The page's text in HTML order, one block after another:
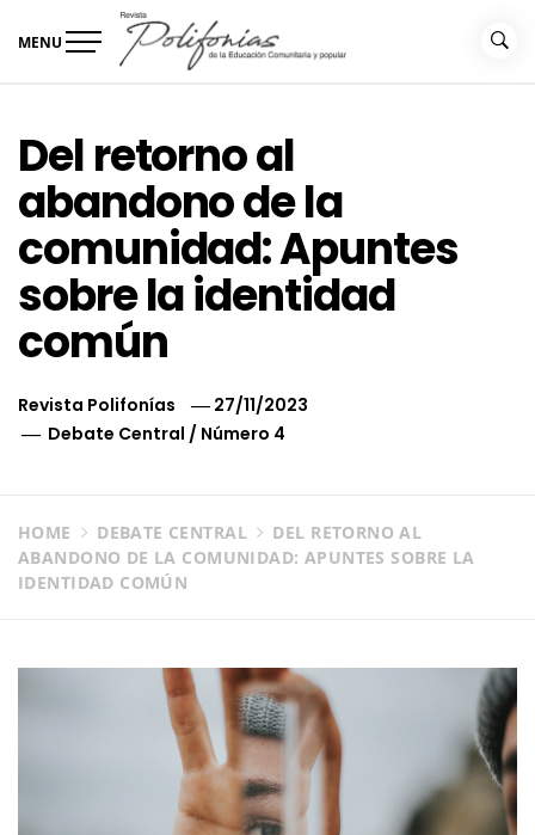
MENU
Del retorno al
abandono de la
comunidad: Apuntes
sobre la identidad
común
Revista Polifonías
27/11/2023
Debate Central / Número 4
HOME DEBATE CENTRAL
DEL RETORNO AL
ABANDONO DE LA COMUNIDAD: APUNTES SOBRE LA
IDENTIDAD COMÚN